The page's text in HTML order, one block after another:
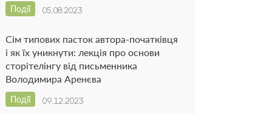
05.08.2023
Події
Сім типових пасток автора-початківця
і як їх уникнути: лекція про основи
сторітелінгу від письменника
Володимира Аренєва
09.12.2023
Події